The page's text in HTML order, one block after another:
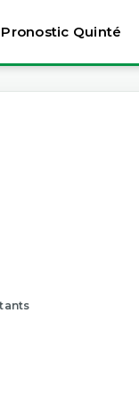
Pronostic Quinté